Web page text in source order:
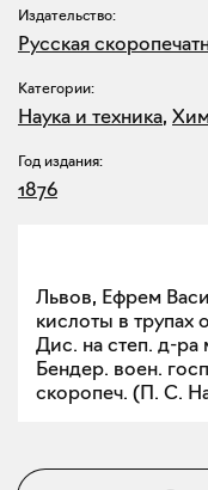
Издательство:
Русская
Категории:
Наука и техника,
Год издания:
1876
Львов, Ефрем
кислоты в трупах
Дис. на степ. д-ра
Бендер. воен.
скоропеч. (П. С.